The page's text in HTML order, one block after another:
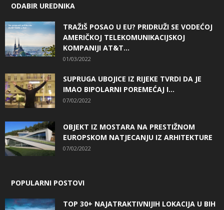
ODABIR UREDNIKA
TRAŽIŠ POSAO U EU? PRIDRUŽI SE VODEĆOJ
AMERIČKOJ TELEKOMUNIKACIJSKOJ
KOMPANIJI AT&T...
01/03/2022
SUPRUGA UBOJICE IZ RIJEKE TVRDI DA JE
IMAO BIPOLARNI POREMEĆAJ I...
07/02/2022
OBJEKT IZ MOSTARA NA PRESTIŽNOM
EUROPSKOM NATJECANJU IZ ARHITEKTURE
07/02/2022
POPULARNI POSTOVI
TOP 30+ NAJATRAKTIVNIJIH LOKACIJA U BIH